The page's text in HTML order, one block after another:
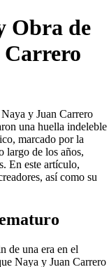
Obra de
y Juan Carrero
una huella indeleble
marcado por la
largo de los años,
En este artículo,
así como su
de una era en el
Naya y Juan Carrero